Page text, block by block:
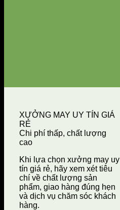
XƯỞNG MAY UY TÍN GIÁ
RẺ
Chi phí thấp, chất lượng
cao
Khi lựa chọn xưởng may uy
tín giá rẻ, hãy xem xét tiêu
chí về chất lượng sản
phẩm, giao hàng đúng hẹn
và dịch vụ chăm sóc khách
hàng.